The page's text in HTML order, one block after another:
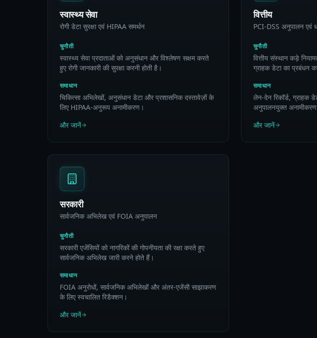
स्वास्थ्य सेवा
रोगी डेटा सुरक्षा एवं HIPAA समर्थन
चुनौती
स्वास्थ्य सेवा प्रदाताओं को अनुसंधान और विश्लेषण सक्षम करते
हुए रोगी जानकारी की सुरक्षा करनी होती है।
समाधान
चिकित्सा अभिलेखों, अनुसंधान डेटा और प्रशासनिक दस्तावेज़ों के
लिए HIPAA-अनुरूप अनामीकरण।
और जानें
वित्तीय
PCI-DSS अनुपालन एवं
चुनौती
वित्तीय संस्थान कड़े
ग्राहक डेटा का प्रबंधन
समाधान
लेन-देन रिकॉर्ड, ग्राहक
अनुपालनयुक्त
और जानें
सरकारी
सार्वजनिक अभिलेख एवं FOIA अनुपालन
चुनौती
सरकारी एजेंसियों को नागरिकों की गोपनीयता की रक्षा करते हुए
सार्वजनिक अभिलेख जारी करने होते हैं।
समाधान
FOIA अनुरोधों, सार्वजनिक अभिलेखों और अंतर-एजेंसी साझाकरण
के लिए स्वचालित रिडैक्शन।
और जानें